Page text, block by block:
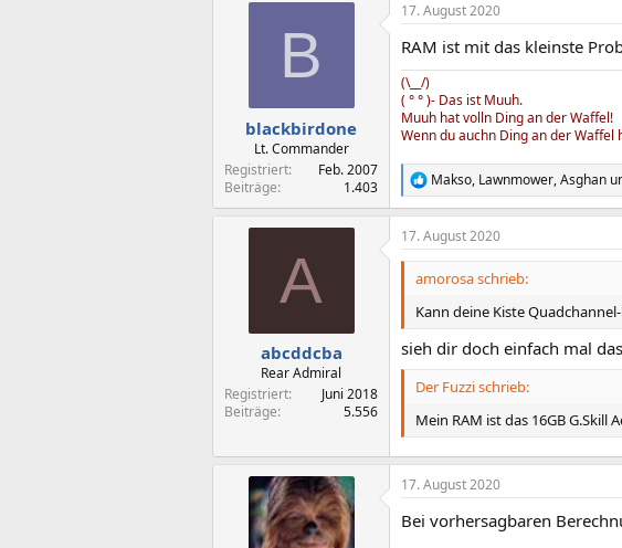
B
blackbirdone
Lt. Commander
Registriert
Feb. 2007
Beiträge
1.403
17. August 2020
RAM ist mit das kleinste
(\__/)
( ° ° )- Das ist Muuh.
Muuh hat volln Ding an der Waffel!
Wenn du auchn Ding an der Waffel
R
e
a
k
t
e
n
Makso, Lawnmower,Asghan
A
abcddcba
Rear Admiral
Registriert
Juni 2018
Beiträge
5.556
17. August 2020
amorosa schrieb:
Kann deine Kiste
sieh dir doch einfach mal
Der Fuzzi schrieb:
Mein RAM ist das 16GB G.Skill
17. August 2020
Bei vorhersagbaren